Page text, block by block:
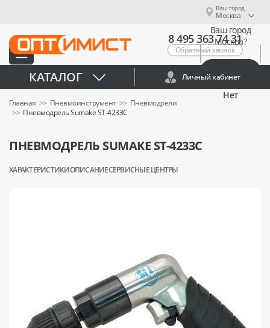
Ваш город
Москва
Ваш город
Москва?
Нет
8 495 363 74 31
Обратный звонок
КАТАЛОГ Личный кабинет
Главная Пневмоинструмент
Пневмодрели
Пневмодрель Sumake ST-4233C
ПНЕВМОДРЕЛЬ SUMAKE ST-4233C
ХАРАКТЕРИСТИКИОПИСАНИЕСЕРВИСНЫЕ ЦЕНТРЫ